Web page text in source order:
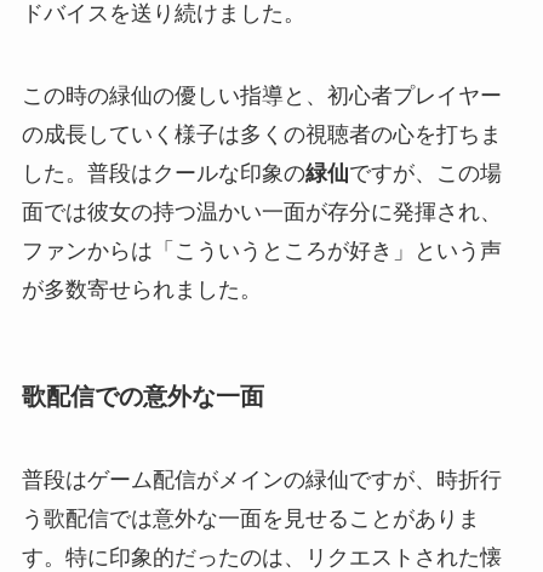
ドバイスを送り続けました。
この時の緑仙の優しい指導と、初心者プレイヤー
の成長していく様子は多くの視聴者の心を打ちま
した。普段はクールな印象の緑仙ですが、この場
面では彼女の持つ温かい一面が存分に発揮され、
ファンからは「こういうところが好き」という声
が多数寄せられました。
歌配信での意外な一面
普段はゲーム配信がメインの緑仙ですが、時折行
う歌配信では意外な一面を見せることがありま
す。特に印象的だったのは、リクエストされた懐